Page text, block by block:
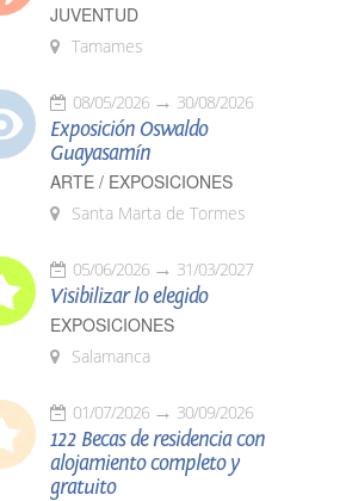
JUVENTUD
Tamames
08/05/2026 30/08/2026
Exposición Oswaldo
Guayasamín
ARTE / EXPOSICIONES
Santa Marta de Tormes
05/06/2026 31/03/2027
Visibilizar lo elegido
EXPOSICIONES
Salamanca
01/07/2026 30/09/2026
122 Becas de residencia con
alojamiento completo y
gratuito